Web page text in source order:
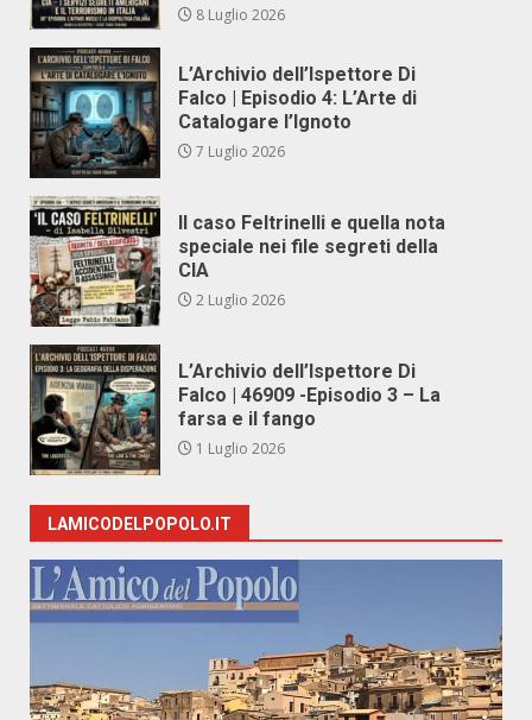
8 Luglio 2026
L’Archivio dell’Ispettore Di
Falco | Episodio 4: L’Arte di
Catalogare l’Ignoto
7 Luglio 2026
Il caso Feltrinelli e quella nota
speciale nei file segreti della
CIA
2 Luglio 2026
L’Archivio dell’Ispettore Di
Falco | 46909 -Episodio 3 – La
farsa e il fango
1 Luglio 2026
LAMICODELPOPOLO.IT